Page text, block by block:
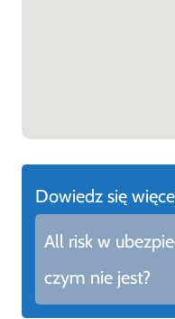
Dowiedz się
All risk w
czym nie jest?